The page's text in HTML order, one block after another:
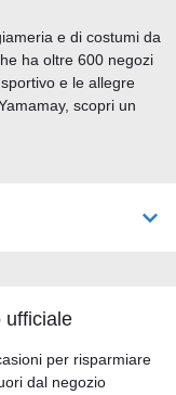
ufficiale
per risparmiare
dal negozio
e di costumi da
ha oltre 600 negozi
e le allegre
scopri un